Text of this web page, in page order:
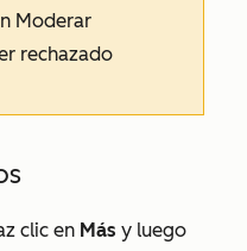
Moderar
rechazado
clic en Más y luego